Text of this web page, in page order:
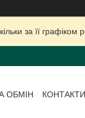
за її
ОБМІН КОНТАКТИ